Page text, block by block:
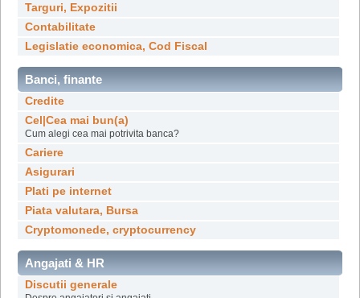
Targuri, Expozitii
Contabilitate
Legislatie economica, Cod Fiscal
Banci, finante
Credite
Cel|Cea mai bun(a)
Cum alegi cea mai potrivita banca?
Cariere
Asigurari
Plati pe internet
Piata valutara, Bursa
Cryptomonede, cryptocurrency
Angajati & HR
Discutii generale